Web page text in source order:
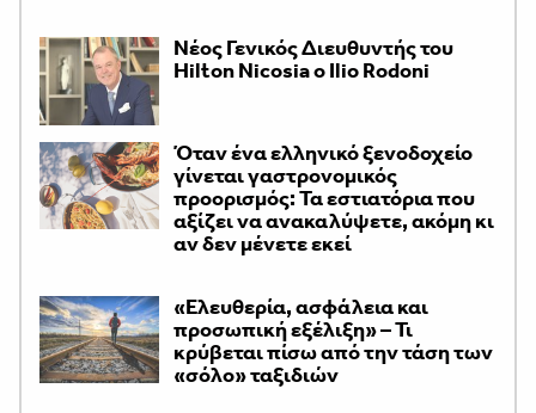
Νέος Γενικός Διευθυντής του
Hilton Nicosia ο Ilio Rodoni
Όταν ένα ελληνικό ξενοδοχείο
γίνεται γαστρονομικός
προορισμός: Τα εστιατόρια που
αξίζει να ανακαλύψετε, ακόμη κι
αν δεν μένετε εκεί
«Ελευθερία, ασφάλεια και
προσωπική εξέλιξη» – Τι
κρύβεται πίσω από την τάση των
«σόλο» ταξιδιών